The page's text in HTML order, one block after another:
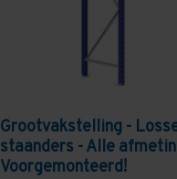
Grootvakstelling -
staanders - Alle
Voorgemonteerd!